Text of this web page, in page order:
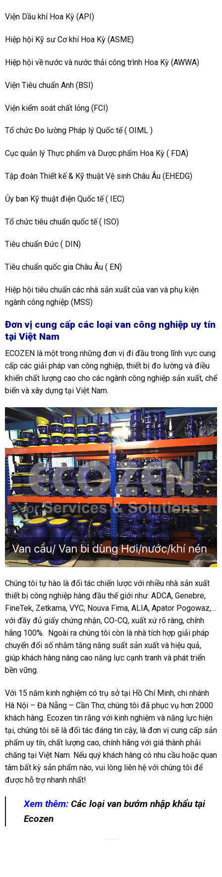
Viện Dầu khí Hoa Kỳ (API)
Hiệp hội Kỹ sư Cơ khí Hoa Kỳ (ASME)
Hiệp hội về nước và nước thải công trình Hoa Kỳ (AWWA)
Viện Tiêu chuẩn Anh (BSI)
Viện kiểm soát chất lỏng (FCI)
Tổ chức Đo lường Pháp lý Quốc tế ( OIML )
Cục quản lý Thực phẩm và Dược phẩm Hoa Kỳ ( FDA)
Tập đoàn Thiết kế & Kỹ thuật Vệ sinh Châu Âu (EHEDG)
Ủy ban Kỹ thuật điện Quốc tế ( IEC)
Tổ chức tiêu chuẩn quốc tế ( ISO)
Tiêu chuẩn Đức ( DIN)
Tiêu chuẩn quốc gia Châu Âu ( EN)
Hiệp hội tiêu chuẩn các nhà sản xuất của van và phụ kiện
ngành công nghiệp (MSS)
Đơn vị cung cấp các loại van công nghiệp uy tín
tại Việt Nam
ECOZEN là một trong những đơn vị đi đầu trong lĩnh vực cung
cấp các giải pháp van công nghiệp, thiết bị đo lường và điều
khiển chất lượng cao cho các ngành công nghiệp sản xuất, chế
biến và xây dựng tại Việt Nam.
Chúng tôi tự hào là đối tác chiến lược với nhiều nhà sản xuất
thiết bị công nghiệp hàng đầu thế giới như: ADCA, Genebre,
FineTek, Zetkama, VYC, Nouva Fima, ALIA, Apator Pogowaz,…
với đầy đủ giấy chứng nhận, CO-CQ, xuất xứ rõ ràng, chính
hãng 100%. Ngoài ra chúng tôi còn là nhà tích hợp giải pháp
chuyển đổi số nhằm tăng năng suất sản xuất và hiệu quả,
giúp khách hàng nâng cao năng lực cạnh tranh và phát triển
bền vững.
Với 15 năm kinh nghiệm có trụ sở tại Hồ Chí Minh, chi nhánh
Hà Nội – Đà Nẵng – Cần Thơ, chúng tôi đã phục vụ hơn 2000
khách hàng. Ecozen tin rằng với kinh nghiệm và năng lực hiện
tại, chúng tôi sẽ là đối tác đáng tin cậy, là đơn vị cung cấp sản
phẩm uy tín, chất lượng cao, chính hãng với giá thành phải
chăng tại Việt Nam. Nếu quý khách hàng có nhu cầu hoặc quan
tâm bất kỳ sản phẩm nào, vui lòng liên hệ với chúng tôi để
được hỗ trợ nhanh nhất!
Xem thêm: Các loại van bướm nhập khẩu tại
Ecozen